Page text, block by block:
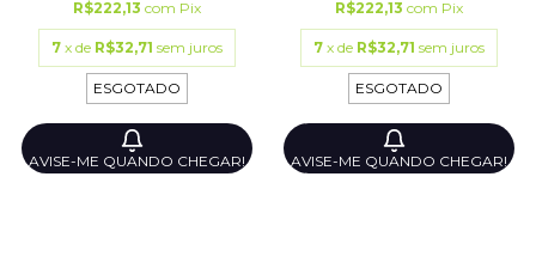
R$222,13 com Pix
7 x de R$32,71 sem juros
ESGOTADO
AVISE-ME QUANDO CHEGAR!
R$222,13 com Pix
7 x de R$32,71 sem juros
ESGOTADO
AVISE-ME QUANDO CHEGAR!